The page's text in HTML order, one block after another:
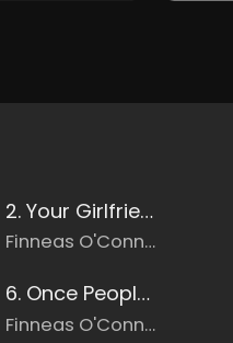
2. Your Girlfriend's Dead
Finneas O'Connell
6. Once People On Reddit Find Out
Finneas O'Connell